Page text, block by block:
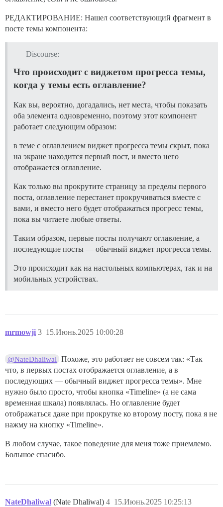
РЕДАКТИРОВАНИЕ: Нашел соответствующий фрагмент в
посте темы компонента:
Discourse:
Что происходит с виджетом прогресса темы,
когда у темы есть оглавление?
Как вы, вероятно, догадались, нет места, чтобы показать
оба элемента одновременно, поэтому этот компонент
работает следующим образом:
в теме с оглавлением виджет прогресса темы скрыт, пока
на экране находится первый пост, и вместо него
отображается оглавление.
Как только вы прокрутите страницу за пределы первого
поста, оглавление перестанет прокручиваться вместе с
вами, и вместо него будет отображаться прогресс темы,
пока вы читаете любые ответы.
Таким образом, первые посты получают оглавление, а
последующие посты — обычный виджет прогресса темы.
Это происходит как на настольных компьютерах, так и на
мобильных устройствах.
mrmowji 15.Июнь.2025 10:00:28
3
@NateDhaliwal
Похоже, это работает не совсем так: «Так
что, в первых постах отображается оглавление, а в
последующих — обычный виджет прогресса темы». Мне
нужно было просто, чтобы кнопка «Timeline» (а не сама
временная шкала) появлялась. Но оглавление будет
отображаться даже при прокрутке ко второму посту, пока я не
нажму на кнопку «Timeline».
В любом случае, такое поведение для меня тоже приемлемо.
Большое спасибо.
NateDhaliwal (Nate Dhaliwal) 15.Июнь.2025 10:25:13
4